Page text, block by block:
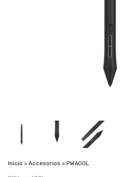
Inicio > Accesorios > PW600L